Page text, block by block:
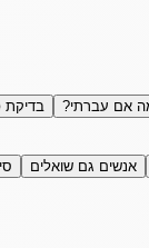
אם עברתי? בדיקת
אנשים גם שואלים